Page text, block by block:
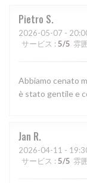
Pietro S
2026-05-07 -
サービス : 5/5 雰
Abbiamo cenato
è stato gentile e
Jan R
2026-04-11 -
サービス : 5/5 雰